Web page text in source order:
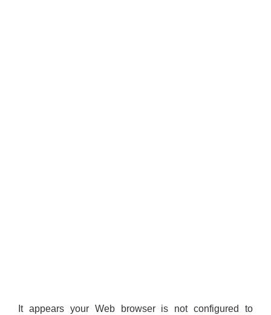
It appears your Web browser is not configured to